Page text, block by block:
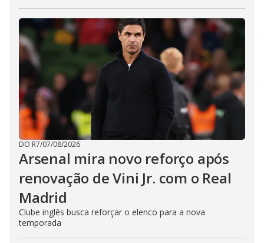
DO R7/07/08/2026
Arsenal mira novo reforço após
renovação de Vini Jr. com o Real
Madrid
Clube inglês busca reforçar o elenco para a nova
temporada